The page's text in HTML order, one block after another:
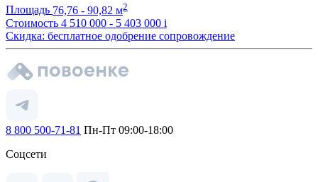
Площадь 76,76 - 90,82 м2
Стоимость 4 510 000 - 5 403 000 i
Скидка: бесплатное одобрение сопровождение
8 800 500-71-81 Пн-Пт 09:00-18:00
Соцсети